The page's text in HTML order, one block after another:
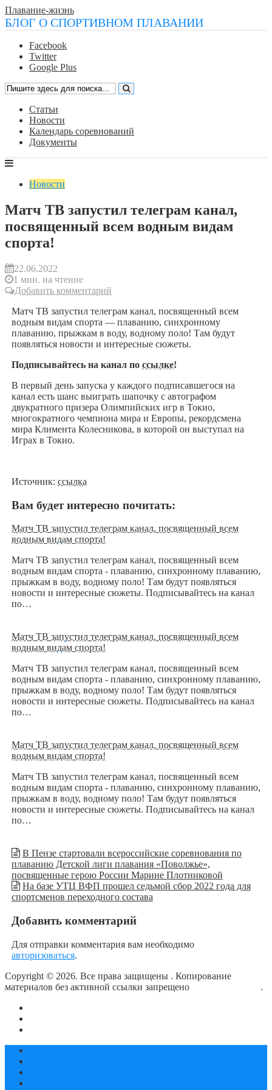
Плавание-жизнь
БЛОГ О СПОРТИВНОМ ПЛАВАНИИ
Facebook
Twitter
Google Plus
Статьи
Новости
Календарь соревнований
Документы
Новости
Матч ТВ запустил телеграм канал,
посвященный всем водным видам
спорта!
22.06.2022
1 мин. на чтение
Добавить комментарий
Матч ТВ запустил телеграм канал, посвященный всем
водным видам спорта — плаванию, синхронному
плаванию, прыжкам в воду, водному поло! Там будут
появляться новости и интересные сюжеты.
Подписывайтесь на канал по ссылке!
В первый день запуска у каждого подписавшегося на
канал есть шанс выиграть шапочку с автографом
двукратного призера Олимпийских игр в Токио,
многократного чемпиона мира и Европы, рекордсмена
мира Климента Колесникова, в которой он выступал на
Играх в Токио.
Источник: ссылка
Вам будет интересно почитать:
Матч ТВ запустил телеграм канал, посвященный всем
водным видам спорта!
Матч ТВ запустил телеграм канал, посвященный всем
водным видам спорта - плаванию, синхронному плаванию,
прыжкам в воду, водному поло! Там будут появляться
новости и интересные сюжеты. Подписывайтесь на канал
по…
Матч ТВ запустил телеграм канал, посвященный всем
водным видам спорта!
Матч ТВ запустил телеграм канал, посвященный всем
водным видам спорта - плаванию, синхронному плаванию,
прыжкам в воду, водному поло! Там будут появляться
новости и интересные сюжеты. Подписывайтесь на канал
по…
Матч ТВ запустил телеграм канал, посвященный всем
водным видам спорта!
Матч ТВ запустил телеграм канал, посвященный всем
водным видам спорта - плаванию, синхронному плаванию,
прыжкам в воду, водному поло! Там будут появляться
новости и интересные сюжеты. Подписывайтесь на канал
по…
В Пензе стартовали всероссийские соревнования по
плаванию Детской лиги плавания «Поволжье»,
посвященные герою России Марине Плотниковой
На базе УТЦ ВФП прошел седьмой сбор 2022 года для
спортсменов переходного состава
Добавить комментарий
Для отправки комментария вам необходимо
авторизоваться.
Copyright © 2026. Все права защищены . Копирование
материалов без активной ссылки запрещено
.